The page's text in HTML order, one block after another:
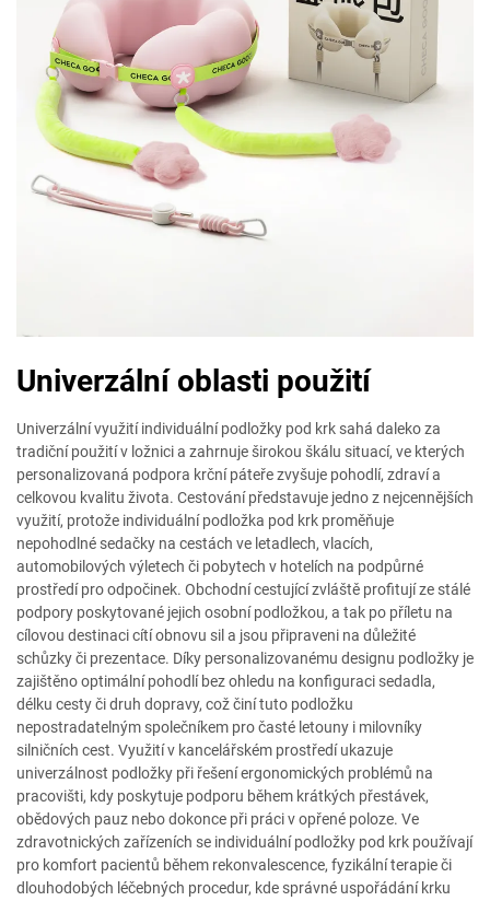
Univerzální oblasti použití
Univerzální využití individuální podložky pod krk sahá daleko za
tradiční použití v ložnici a zahrnuje širokou škálu situací, ve kterých
personalizovaná podpora krční páteře zvyšuje pohodlí, zdraví a
celkovou kvalitu života. Cestování představuje jedno z nejcennějších
využití, protože individuální podložka pod krk proměňuje
nepohodlné sedačky na cestách ve letadlech, vlacích,
automobilových výletech či pobytech v hotelích na podpůrné
prostředí pro odpočinek. Obchodní cestující zvláště profitují ze stálé
podpory poskytované jejich osobní podložkou, a tak po příletu na
cílovou destinaci cítí obnovu sil a jsou připraveni na důležité
schůzky či prezentace. Díky personalizovanému designu podložky je
zajištěno optimální pohodlí bez ohledu na konfiguraci sedadla,
délku cesty či druh dopravy, což činí tuto podložku
nepostradatelným společníkem pro časté letouny i milovníky
silničních cest. Využití v kancelářském prostředí ukazuje
univerzálnost podložky při řešení ergonomických problémů na
pracovišti, kdy poskytuje podporu během krátkých přestávek,
obědových pauz nebo dokonce při práci v opřené poloze. Ve
zdravotnických zařízeních se individuální podložky pod krk používají
pro komfort pacientů během rekonvalescence, fyzikální terapie či
dlouhodobých léčebných procedur, kde správné uspořádání krku